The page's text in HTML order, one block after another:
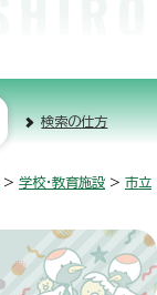
検索の仕方
> 学校・教育施設 > 市立